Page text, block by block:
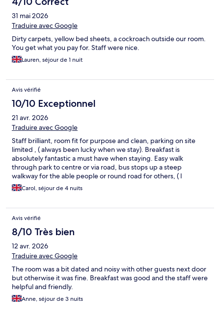
31 mai 2026
Traduire avec Google
Dirty carpets, yellow bed sheets, a cockroach outside our room.
You get what you pay for. Staff were nice.
Lauren, séjour de 1 nuit
Avis vérifié
10/10 Exceptionnel
21 avr. 2026
Traduire avec Google
Staff brilliant, room fit for purpose and clean, parking on site
limited , ( always been lucky when we stay). Breakfast is
absolutely fantastic a must have when staying. Easy walk
through park to centre or via road, bus stops up a steep
walkway for the able people or round road for others, ( I
managed slop with a crutch) .
Carol, séjour de 4 nuits
Avis vérifié
8/10 Très bien
12 avr. 2026
Traduire avec Google
The room was a bit dated and noisy with other guests next door
but otherwise it was fine. Breakfast was good and the staff were
helpful and friendly.
Anne, séjour de 3 nuits